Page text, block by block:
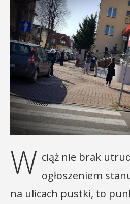
W ciąż nie brak
ogłoszeniem
na ulicach pustki, to